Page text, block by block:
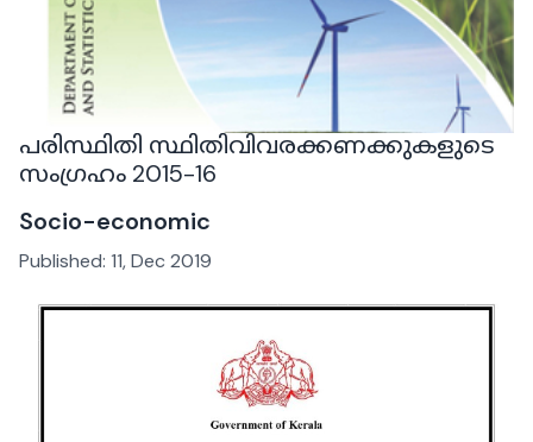
പരിസ്ഥിതി സ്ഥിതിവിവരക്കണക്കുകളുടെ
സംഗ്രഹം 2015-16
Socio-economic
Published: 11, Dec 2019